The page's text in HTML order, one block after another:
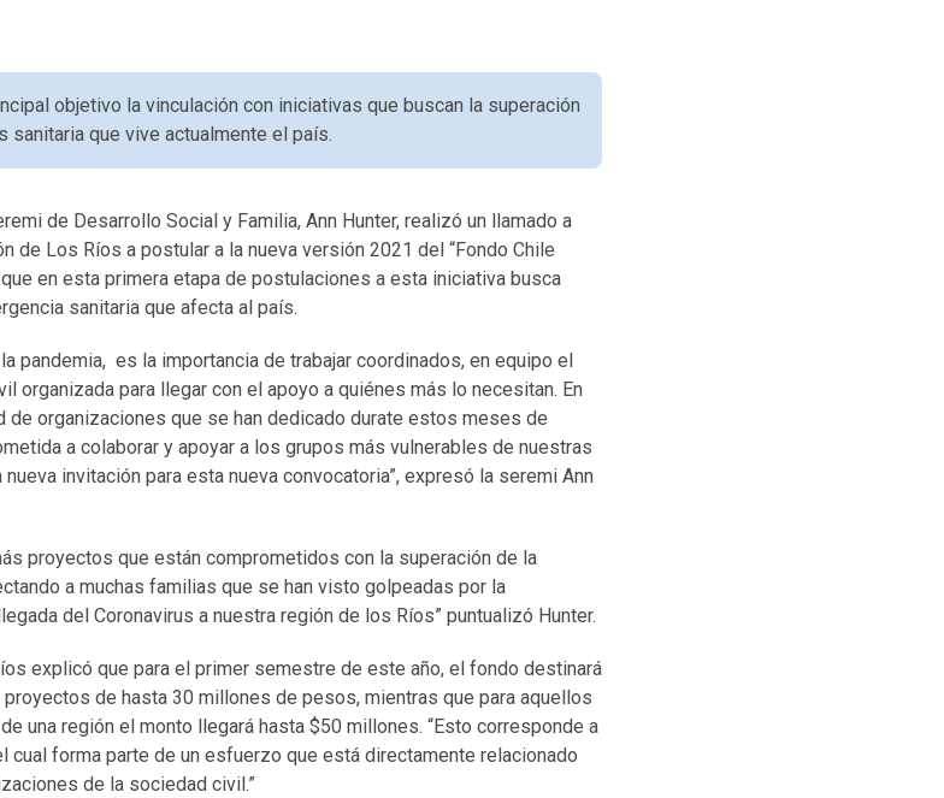
objetivo la vinculación con iniciativas que buscan la superación
que vive actualmente el país.
de Desarrollo Social y Familia, Ann Hunter, realizó un llamado a
de Los Ríos a postular a la nueva versión 2021 del “Fondo Chile
en esta primera etapa de postulaciones a esta iniciativa busca
sanitaria que afecta al país.
pandemia, es la importancia de trabajar coordinados, en equipo el
organizada para llegar con el apoyo a quiénes más lo necesitan. En
de organizaciones que se han dedicado durate estos meses de
a colaborar y apoyar a los grupos más vulnerables de nuestras
invitación para esta nueva convocatoria”, expresó la seremi Ann
proyectos que están comprometidos con la superación de la
a muchas familias que se han visto golpeadas por la
del Coronavirus a nuestra región de los Ríos” puntualizó Hunter.
explicó que para el primer semestre de este año, el fondo destinará
de hasta 30 millones de pesos, mientras que para aquellos
una región el monto llegará hasta $50 millones. “Esto corresponde a
cual forma parte de un esfuerzo que está directamente relacionado
de la sociedad civil.”